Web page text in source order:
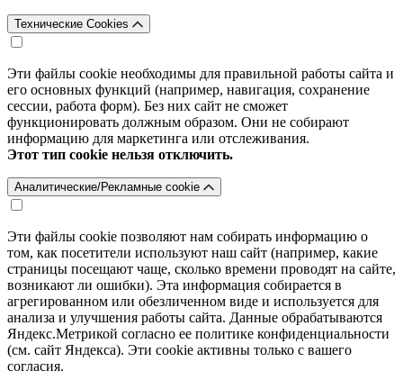
Технические Cookies
Эти файлы cookie необходимы для правильной работы сайта и
его основных функций (например, навигация, сохранение
сессии, работа форм). Без них сайт не сможет
функционировать должным образом. Они не собирают
информацию для маркетинга или отслеживания.
Этот тип cookie нельзя отключить.
Аналитические/Рекламные cookie
Эти файлы cookie позволяют нам собирать информацию о
том, как посетители используют наш сайт (например, какие
страницы посещают чаще, сколько времени проводят на сайте,
возникают ли ошибки). Эта информация собирается в
агрегированном или обезличенном виде и используется для
анализа и улучшения работы сайта. Данные обрабатываются
Яндекс.Метрикой согласно ее политике конфиденциальности
(см. сайт Яндекса). Эти cookie активны только с вашего
согласия.